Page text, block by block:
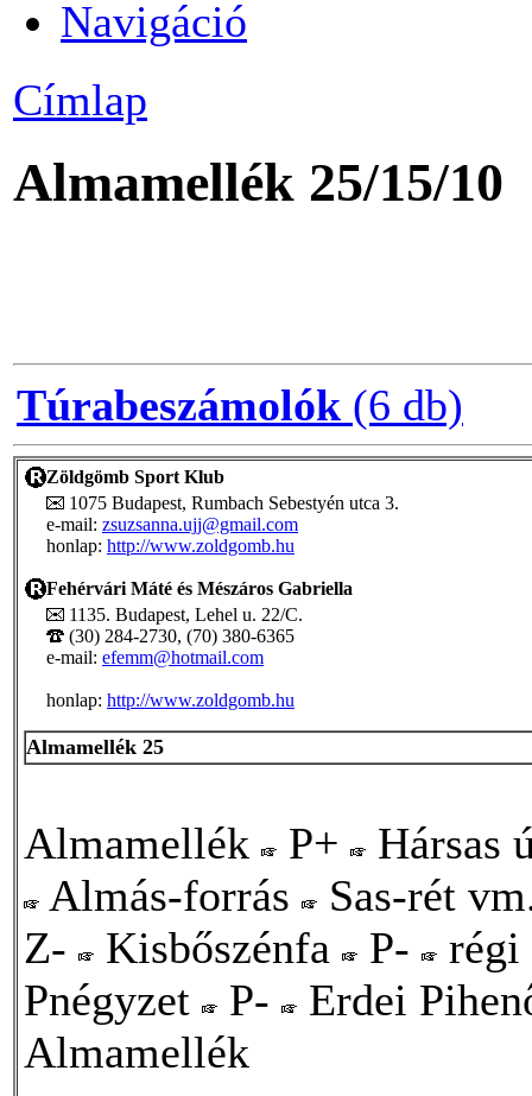
Navigáció
Címlap
Almamellék 25/15/10
Túrabeszámolók (6 db)
Zöldgömb Sport Klub
1075 Budapest, Rumbach Sebestyén utca 3.
e-mail: zsuzsanna.ujj@gmail.com
honlap: http://www.zoldgomb.hu
Fehérvári Máté és Mészáros Gabriella
1135. Budapest, Lehel u. 22/C.
(30) 284-2730, (70) 380-6365
e-mail: efemm@hotmail.com
honlap: http://www.zoldgomb.hu
Almamellék 25
Almamellék P+
Hársas
Almás-forrás
Sas-rét
Z-
Kisbőszénfa P-
Pnégyzet
P-
Erdei
Almamellék